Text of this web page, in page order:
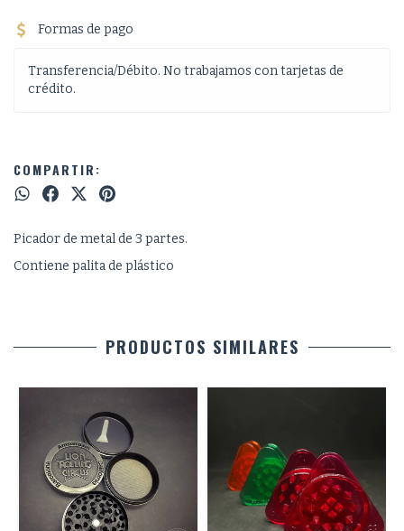
Formas de pago
Transferencia/Débito. No trabajamos con tarjetas de
crédito.
COMPARTIR:
Picador de metal de 3 partes.
Contiene palita de plástico
PRODUCTOS SIMILARES